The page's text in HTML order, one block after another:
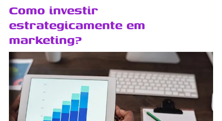
Como investir
estrategicamente em
marketing?